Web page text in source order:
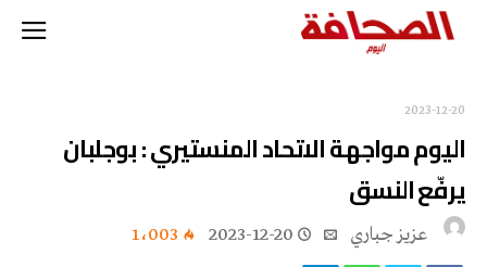
2023-12-20
اليوم مواجهة الاتحاد المنستيري : بوجلبان
يرفّع النسق
عزيز جباري 2023-12-20 1٬003